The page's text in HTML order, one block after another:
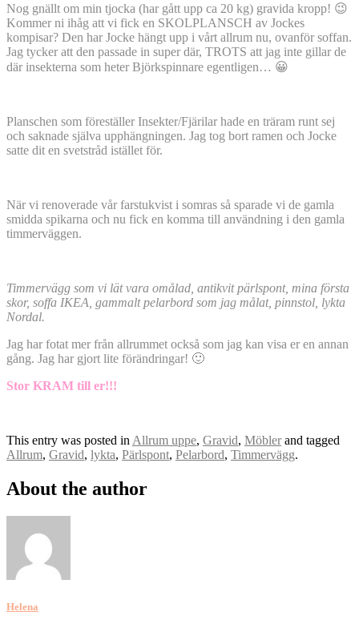
Nog gnällt om min tjocka (har gått upp ca 20 kg) gravida kropp! 😉
Kommer ni ihåg att vi fick en SKOLPLANSCH av Jockes
kompisar? Den har Jocke hängt upp i vårt allrum nu, ovanför soffan.
Jag tycker att den passade in super där, TROTS att jag inte gillar de
där insekterna som heter Björkspinnare egentligen… 😀
Planschen som föreställer Insekter/Fjärilar hade en träram runt sej
och saknade själva upphängningen. Jag tog bort ramen och Jocke
satte dit en svetstråd istället för.
När vi renoverade vår farstukvist i somras så sparade vi de gamla
smidda spikarna och nu fick en komma till användning i den gamla
timmerväggen.
Timmervägg som vi lät vara omålad, antikvit pärlspont, mina första
skor, soffa IKEA, gammalt pelarbord som jag målat, pinnstol, lykta
Nordal.
Jag har fotat mer från allrummet också som jag kan visa er en annan
gång. Jag har gjort lite förändringar! 🙂
Stor KRAM till er!!!
This entry was posted in Allrum uppe, Gravid, Möblerand tagged
Allrum, Gravid, lykta, Pärlspont, Pelarbord, Timmervägg.
About the author
Helena